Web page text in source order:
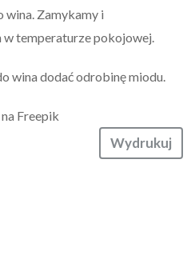
wina. Zamykamy i
temperaturze pokojowej.
wina dodać odrobinę miodu.
na Freepik
Wydrukuj